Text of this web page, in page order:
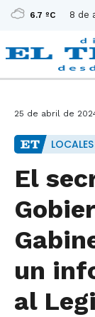
6.7 ºC 8 de
25 de abril de
LOCALES
El
un
al